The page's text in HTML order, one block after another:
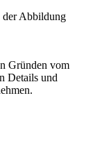
der Abbildung
Gründen vom
Details und